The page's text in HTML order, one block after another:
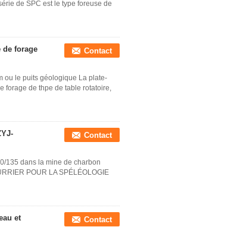
de SPC est le type foreuse de
de forage
Contact
ou le puits géologique La plate-
forage de thpe de table rotatoire,
Contact
135 dans la mine de charbon
POUR LA SPÉLÉOLOGIE
et
Contact